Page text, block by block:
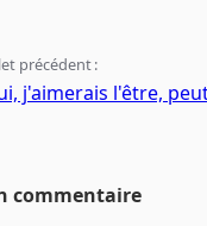
précédent :
j'aimerais l'être,
commentaire